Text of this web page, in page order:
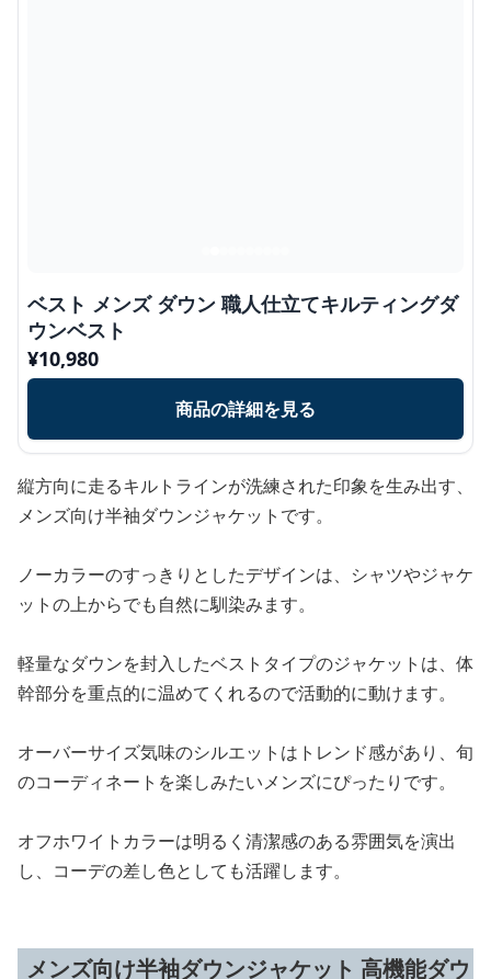
ベスト メンズ ダウン 職人仕立てキルティングダ
ウンベスト
¥10,980
商品の詳細を見る
縦方向に走るキルトラインが洗練された印象を生み出す、
メンズ向け半袖ダウンジャケットです。
ノーカラーのすっきりとしたデザインは、シャツやジャケ
ットの上からでも自然に馴染みます。
軽量なダウンを封入したベストタイプのジャケットは、体
幹部分を重点的に温めてくれるので活動的に動けます。
オーバーサイズ気味のシルエットはトレンド感があり、旬
のコーディネートを楽しみたいメンズにぴったりです。
オフホワイトカラーは明るく清潔感のある雰囲気を演出
し、コーデの差し色としても活躍します。
メンズ向け半袖ダウンジャケット 高機能ダウ